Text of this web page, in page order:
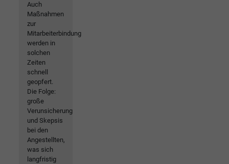
Auch
Maßnahmen
zur
Mitarbeiterbindung
werden in
solchen
Zeiten
schnell
geopfert.
Die Folge:
große
Verunsicherung
und Skepsis
bei den
Angestellten,
was sich
langfristig